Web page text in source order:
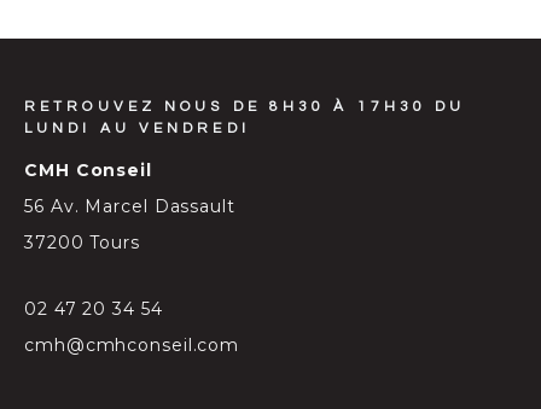
RETROUVEZ NOUS DE 8H30 À 17H30 DU
LUNDI AU VENDREDI
CMH Conseil
56 Av. Marcel Dassault
37200 Tours
02 47 20 34 54
cmh@cmhconseil.com